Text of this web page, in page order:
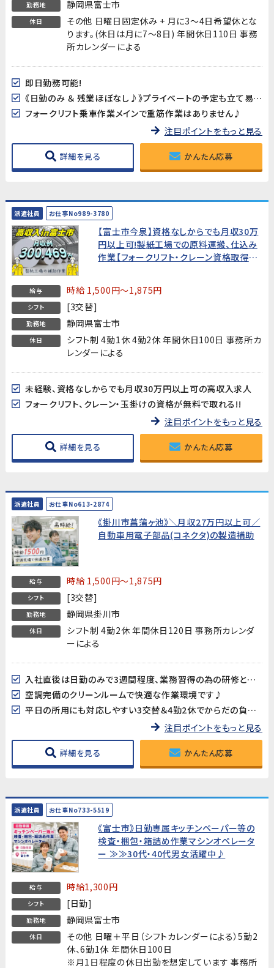
勤務地 静岡県富士市
休日
その他 日曜日固定休み + 月に3～4日希望休とな
ります。(休日は月に7～8日) 年間休日110日 事務
所カレンダーによる
即日勤務可能!
《日勤のみ ＆ 残業ほぼなし♪》プライベートの予定も立て易い!
フォークリフト乗車作業メインで重筋作業はありません♪
注目ポイントをもっと見る
詳細を見る かんたん応募
派遣社員 お仕事No989-3780
【富士市今泉】資格なしからでも月収30万
円以上可!製紙工場での原料運搬、仕込み
作業【フォークリフト・クレーン資格取得支
給与 時給 1,500円～1,875円
シフト [3交替]
勤務地 静岡県富士市
休日
シフト制 4勤1休 4勤2休 年間休日100日 事務所カ
レンダーによる
未経験、資格なしからでも月収30万円以上可の高収入求人
フォークリフト、クレーン・玉掛けの資格が無料で取れる!!
注目ポイントをもっと見る
詳細を見る かんたん応募
派遣社員 お仕事No613-2874
《掛川市菖蒲ヶ池》＼月収27万円以上可／
自動車用電子部品(コネクタ)の製造補助
給与 時給 1,500円～1,875円
シフト [3交替]
勤務地 静岡県掛川市
休日
シフト制 4勤2休 年間休日120日 事務所カレンダ
ーによる
入社直後は日勤のみで3週間程度、業務習得の為の研修となります。
空調完備のクリーンルームで快適な作業環境です♪
平日の所用にも対応しやすい3交替＆4勤2休でからだの負担も軽減。
注目ポイントをもっと見る
詳細を見る かんたん応募
派遣社員 お仕事No733-5519
《富士市》日勤専属キッチンペーパー等の
検査・梱包・箱詰め作業マシンオペレータ
ー ≫≫30代・40代男女活躍中♪
給与 時給1,300円
シフト [日勤]
勤務地 静岡県富士市
休日
その他 日曜＋平日（シフトカレンダーによる）5勤2
休、6勤1休 年間休日100日
※月1日程度の休日出勤を想定しています 事務所